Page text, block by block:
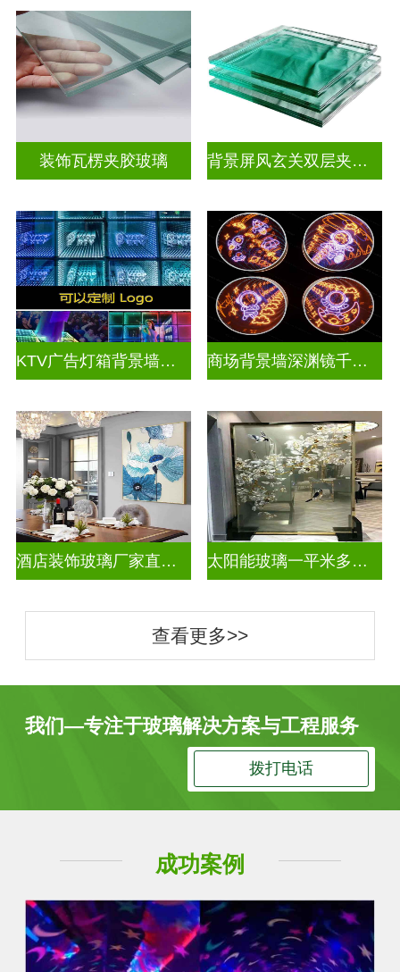
装饰瓦楞夹胶玻璃 背景屏风玄关双层夹娟玻璃
KTV广告灯箱背景墙定制做千层镜 商场背景墙深渊镜千层镜
酒店装饰玻璃厂家直销批发 太阳能玻璃一平米多少钱
查看更多>>
我们—专注于玻璃解决方案与工程服务
拨打电话
成功案例